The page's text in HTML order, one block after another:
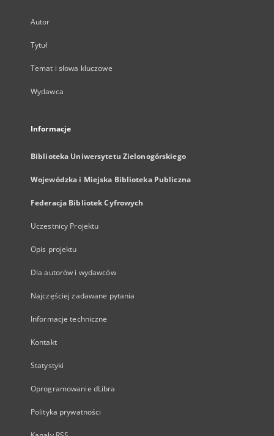
Autor
Tytuł
Temat i słowa kluczowe
Wydawca
Informacje
Biblioteka Uniwersytetu Zielonogórskiego
Wojewódzka i Miejska Biblioteka Publiczna
Federacja Bibliotek Cyfrowych
Uczestnicy Projektu
Opis projektu
Dla autorów i wydawców
Najczęściej zadawane pytania
Informacje techniczne
Kontakt
Statystyki
Oprogramowanie dLibra
Polityka prywatności